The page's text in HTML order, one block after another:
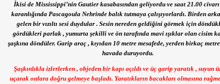
İkisi de Mississippi’nin Gautier kasabasından geliyordu ve saat 21.00
karanlığında Pascagoula Nehrinde balık tutmaya çalışıyorlardı. Birden
gelen bir vızıltı sesi duydular . Sesin nereden geldiğini görmek için
gördükleri parlak , yumurta şekilli ve ön tarafında mavi ışıklar olan cisim
şaşkına döndüler. Garip araç , kıyıdan 10 metre mesafede, yerden birkaç
havada duruyordu.
Şaşkınlıkla izlerlerken , objeden bir kapı açıldı ve üç garip yaratık , suyun
uçarak onlara doğru gelmeye başladı. Yaratıkların bacakları olmasına